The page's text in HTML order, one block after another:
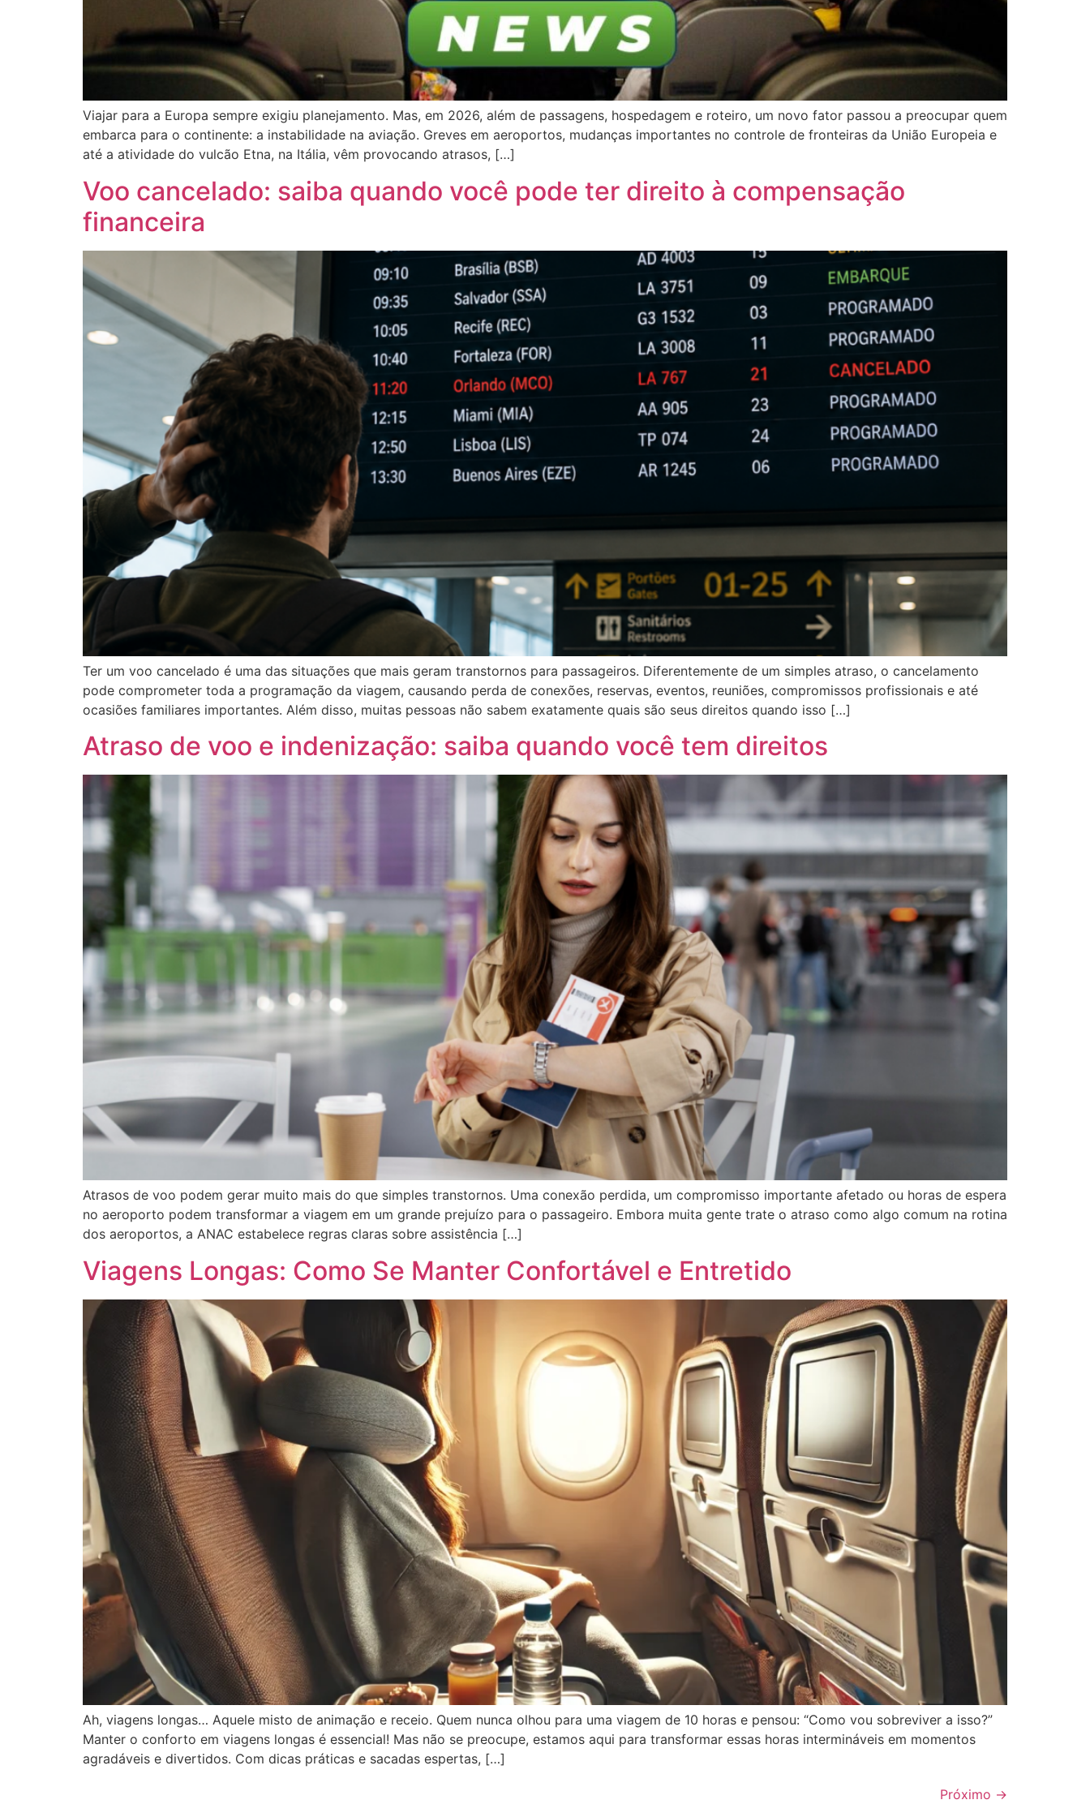
Viajar para a Europa sempre exigiu planejamento. Mas, em 2026, além de passagens, hospedagem e roteiro, um novo fator passou a preocupar quem
embarca para o continente: a instabilidade na aviação. Greves em aeroportos, mudanças importantes no controle de fronteiras da União Europeia e
até a atividade do vulcão Etna, na Itália, vêm provocando atrasos, […]
Voo cancelado: saiba quando você pode ter direito à compensação
financeira
Ter um voo cancelado é uma das situações que mais geram transtornos para passageiros. Diferentemente de um simples atraso, o cancelamento
pode comprometer toda a programação da viagem, causando perda de conexões, reservas, eventos, reuniões, compromissos profissionais e até
ocasiões familiares importantes. Além disso, muitas pessoas não sabem exatamente quais são seus direitos quando isso […]
Atraso de voo e indenização: saiba quando você tem direitos
Atrasos de voo podem gerar muito mais do que simples transtornos. Uma conexão perdida, um compromisso importante afetado ou horas de espera
no aeroporto podem transformar a viagem em um grande prejuízo para o passageiro. Embora muita gente trate o atraso como algo comum na rotina
dos aeroportos, a ANAC estabelece regras claras sobre assistência […]
Viagens Longas: Como Se Manter Confortável e Entretido
Ah, viagens longas… Aquele misto de animação e receio. Quem nunca olhou para uma viagem de 10 horas e pensou: “Como vou sobreviver a isso?”
Manter o conforto em viagens longas é essencial! Mas não se preocupe, estamos aqui para transformar essas horas intermináveis em momentos
agradáveis e divertidos. Com dicas práticas e sacadas espertas, […]
Próximo →